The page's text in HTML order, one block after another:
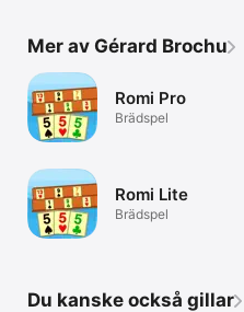
Mer av Gérard Brochu
Romi Pro
Brädspel
Romi Lite
Brädspel
Du kanske också gillar